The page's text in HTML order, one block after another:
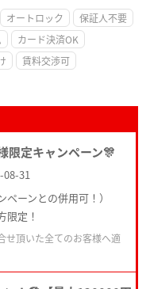
オートロック
保証人不要
カード決済OK
賃料交渉可
限定キャンペーン🎊
08-31
ーンとの併用可！）
限定！
せ頂いた全てのお客様へ適